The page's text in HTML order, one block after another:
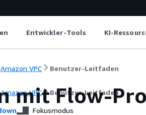
Entwickler-Tools KI-
Amazon VPC Benutzer-Leitfaden
Amazon VPC Benutzer-Leitfaden
mit Flow-
Fokusmodus